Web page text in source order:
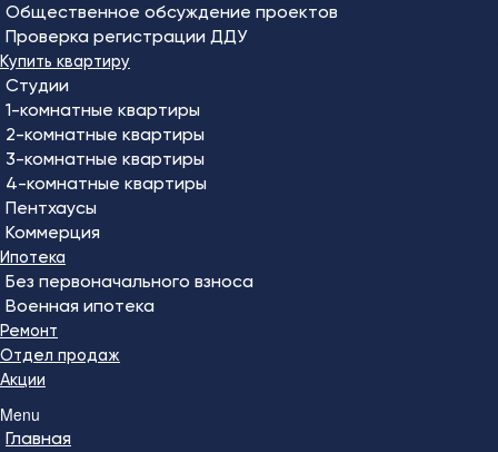
Общественное обсуждение проектов
Проверка регистрации ДДУ
Купить квартиру
Студии
1-комнатные квартиры
2-комнатные квартиры
3-комнатные квартиры
4-комнатные квартиры
Пентхаусы
Коммерция
Ипотека
Без первоначального взноса
Военная ипотека
Ремонт
Отдел продаж
Акции
Menu
Главная